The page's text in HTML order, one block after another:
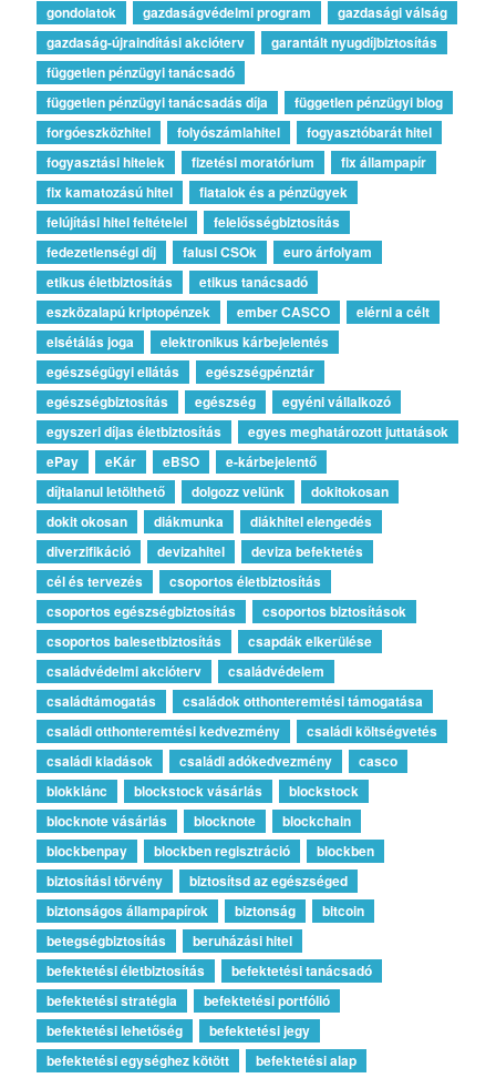
gondolatok
gazdaságvédelmi program
gazdasági válság
gazdaság-újraindítási akcióterv
garantált nyugdíjbiztosítás
független pénzügyi tanácsadó
független pénzügyi tanácsadás díja
független pénzügyi blog
forgóeszközhitel
folyószámlahitel
fogyasztóbarát hitel
fogyasztási hitelek
fizetési moratórium
fix állampapír
fix kamatozású hitel
fiatalok és a pénzügyek
felújítási hitel feltételei
felelősségbiztosítás
fedezetlenségi díj
falusi CSOk
euro árfolyam
etikus életbiztosítás
etikus tanácsadó
eszközalapú kriptopénzek
ember CASCO
elérni a célt
elsétálás joga
elektronikus kárbejelentés
egészségügyi ellátás
egészségpénztár
egészségbiztosítás
egészség
egyéni vállalkozó
egyszeri díjas életbiztosítás
egyes meghatározott juttatások
ePay
eKár eBSO
e-kárbejelentő
díjtalanul letölthető
dolgozz velünk
dokitokosan
dokit okosan
diákmunka
diákhitel elengedés
diverzifikáció
devizahitel
deviza befektetés
cél és tervezés
csoportos életbiztosítás
csoportos egészségbiztosítás
csoportos biztosítások
csoportos balesetbiztosítás
csapdák elkerülése
családvédelmi akcióterv
családvédelem
családtámogatás
családok otthonteremtési támogatása
családi otthonteremtési kedvezmény
családi költségvetés
családi kiadások
családi adókedvezmény
casco
blokklánc
blockstock vásárlás
blockstock
blocknote vásárlás
blocknote
blockchain
blockbenpay
blockben regisztráció
blockben
biztosítási törvény
biztosítsd az egészséged
biztonságos állampapírok
biztonság
bitcoin
betegségbiztosítás
beruházási hitel
befektetési életbiztosítás
befektetési tanácsadó
befektetési stratégia
befektetési portfólió
befektetési lehetőség
befektetési jegy
befektetési egységhez kötött
befektetési alap